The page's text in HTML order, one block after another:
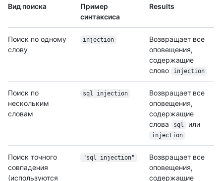
Вид поиска
Пример
синтаксиса
Results
Поиск по одному
слову
injection
Возвращает все
оповещения,
содержащие
слово
injection
Поиск по
нескольким
словам
sql injection
Возвращает все
оповещения,
содержащие
слова
sql или
injection
Поиск точного
совпадения
(используются
"sql injection"
Возвращает все
оповещения,
содержащие